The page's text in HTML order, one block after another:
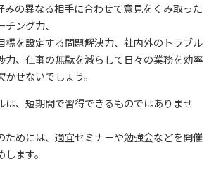
みの異なる相手に合わせて意見をくみ取った
ング力、
標を設定する問題解決力、社内外のトラブル
力、仕事の無駄を減らして日々の業務を効率
せないでしょう。
は、短期間で習得できるものではありませ
ためには、適宜セミナーや勉強会などを開催
ます。